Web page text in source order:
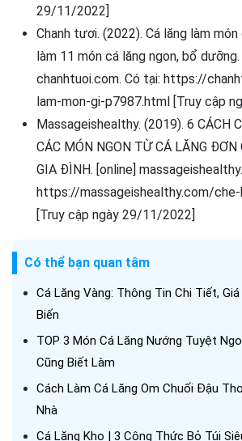
29/11/2022]
Chanh tươi. (2022). Cá lăng làm
làm 11 món cá lăng ngon, bổ dưỡng.
chanhtuoi.com. Có tại: https://
lam-mon-gi-p7987.html [Truy cập
Massageishealthy. (2019). 6 CÁCH
CÁC MÓN NGON TỪ CÁ LĂNG ĐƠN
GIA ĐÌNH. [online]
https://massageishealthy.com/
[Truy cập ngày 29/11/2022]
Có thể bạn quan tâm
Cá Lăng Vàng: Thông Tin Chi Tiết,
Biến
TOP 3 Món Cá Lăng Nướng Tuyệt
Cũng Biết Làm
Cách Làm Cá Lăng Om Chuối Đậu
Nhà
Cá Lăng Kho | 3 Công Thức Bỏ Túi